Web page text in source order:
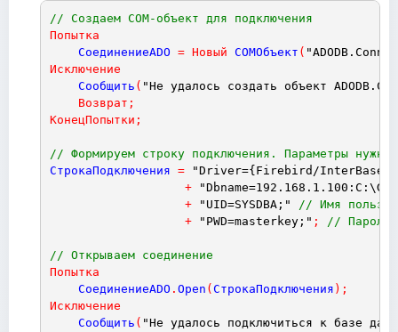
// Создаем COM-объект для подключения
Попытка
СоединениеADO = Новый COMОбъект (
Исключение
Сообщить ( "Не удалось создать объект
Возврат ;
КонецПопытки ;
// Формируем строку подключения. Параметры
СтрокаПодключения =
"Driver={Firebird/
+
+
"UID=SYSDBA;"
// Имя
+
"PWD=masterkey;" ; // Пароль
// Открываем соединение
Попытка
СоединениеADO . Open ( СтрокаПодключения ) ;
Исключение
Сообщить ( "Не удалось подключиться к базе